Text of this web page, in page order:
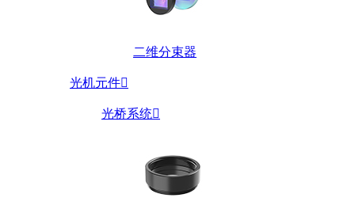
二维分束器
光机元件
光桥系统